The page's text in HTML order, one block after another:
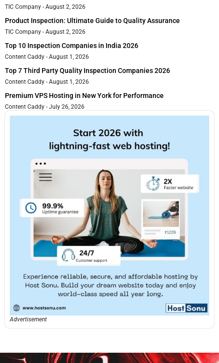
TIC Company August 2, 2026
Product Inspection: Ultimate Guide to Quality Assurance
TIC Company August 2, 2026
Top 10 Inspection Companies in India 2026
Content Caddy August 1, 2026
Top 7 Third Party Quality Inspection Companies 2026
Content Caddy August 1, 2026
Premium VPS Hosting in New York for Performance
Content Caddy July 26, 2026
Advertisement